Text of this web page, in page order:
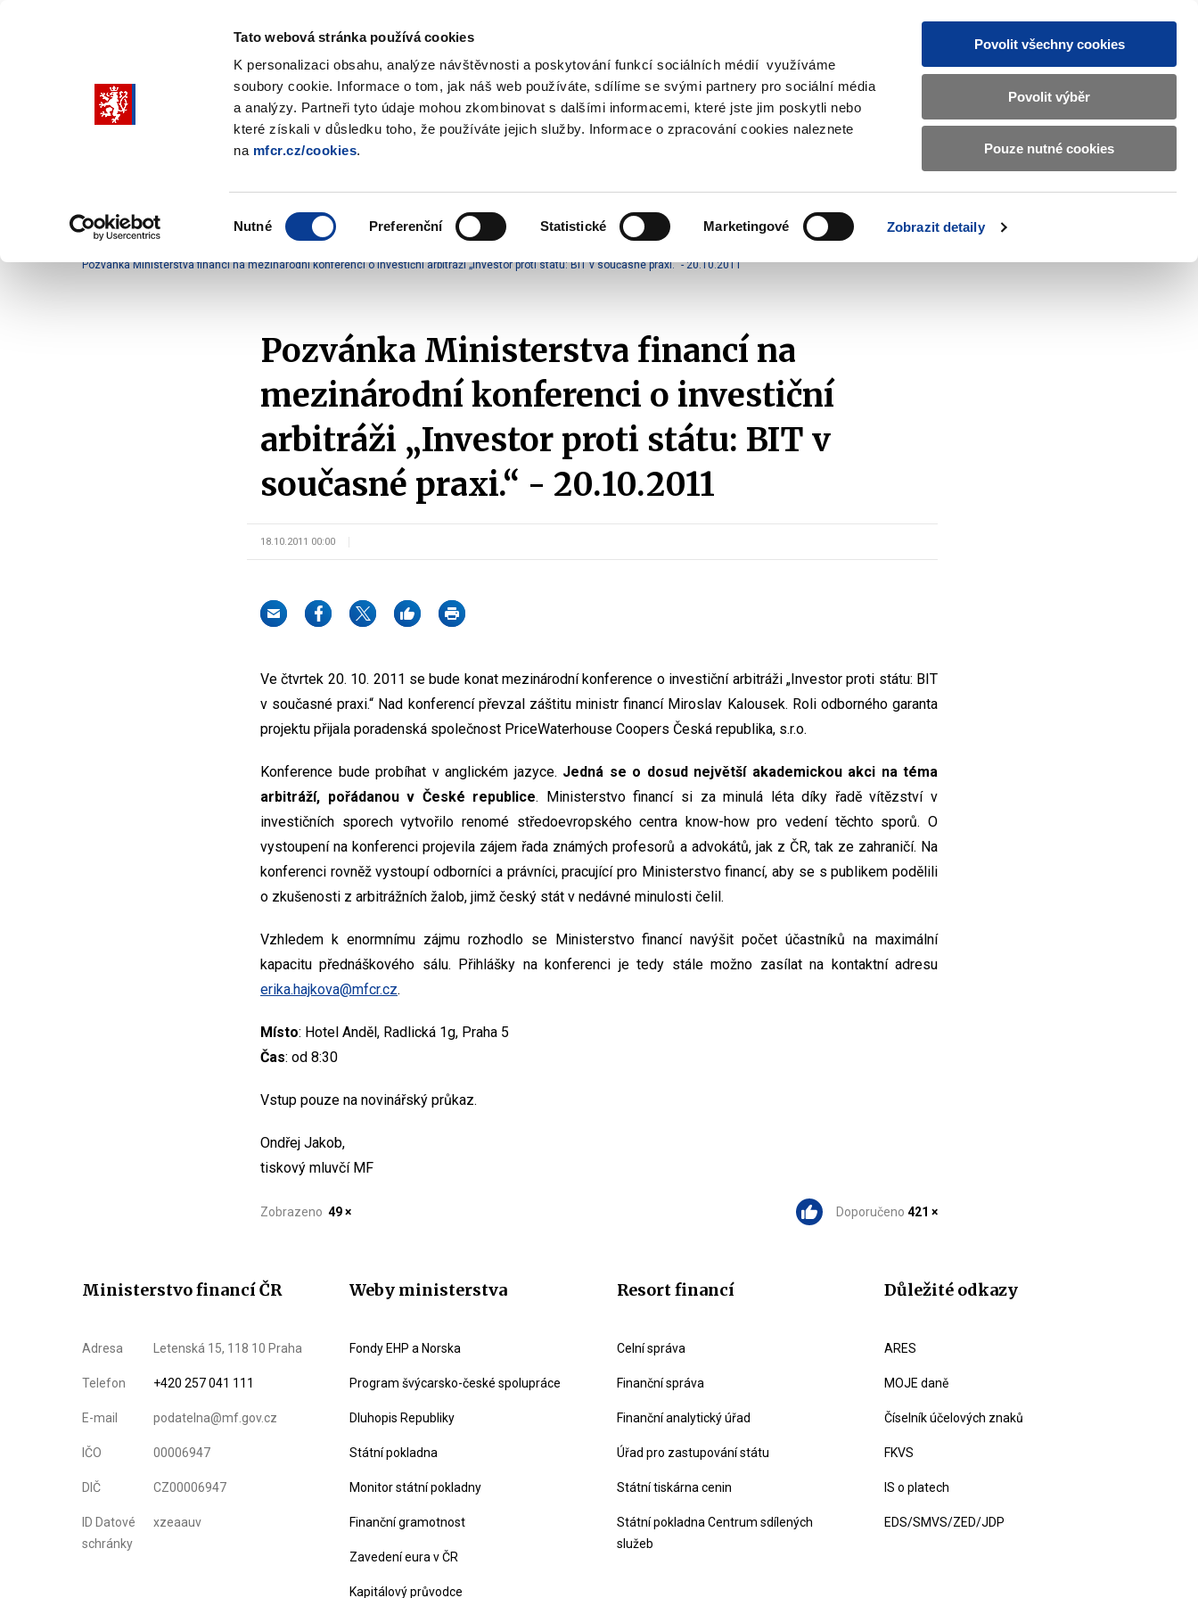
Tato webová stránka používá cookies
K personalizaci obsahu, analýze návštěvnosti a poskytování funkcí sociálních médií využíváme
soubory cookie. Informace o tom, jak náš web používáte, sdílíme se svými partnery pro sociální média
a analýzy. Partneři tyto údaje mohou zkombinovat s dalšími informacemi, které jste jim poskytli nebo
které získali v důsledku toho, že používáte jejich služby. Informace o zpracování cookies naleznete
na mfcr.cz/cookies.
Nutné Preferenční Statistické Marketingové Zobrazit detaily
Povolit všechny cookies
Povolit výběr
Pouze nutné cookies
Vyhledat
CZ EN
Základní
informace
o
Ministerstvu
financí
submenu
submenu
politika
submenu
submenu
účetnictví
submenu
EU
submenu
Ochrana finančních zájmů Arbitráže
2011
Pozvánka Ministerstva financí na mezinárodní konferenci o investiční arbitráži „Investor proti státu: BIT v současné praxi.“ - 20.10.2011
Pozvánka Ministerstva financí na
mezinárodní konferenci o investiční
arbitráži „Investor proti státu: BIT v
současné praxi.“ - 20.10.2011
18.10.2011 00:00
Ve čtvrtek 20. 10. 2011 se bude konat mezinárodní konference o investiční arbitráži „Investor proti státu: BIT
v současné praxi.“ Nad konferencí převzal záštitu ministr financí Miroslav Kalousek. Roli odborného garanta
projektu přijala poradenská společnost PriceWaterhouse Coopers Česká republika, s.r.o.
Konference bude probíhat v anglickém jazyce. Jedná se o dosud největší akademickou akci na téma
arbitráží, pořádanou v České republice. Ministerstvo financí si za minulá léta díky řadě vítězství v
investičních sporech vytvořilo renomé středoevropského centra know-how pro vedení těchto sporů. O
vystoupení na konferenci projevila zájem řada známých profesorů a advokátů, jak z ČR, tak ze zahraničí. Na
konferenci rovněž vystoupí odborníci a právníci, pracující pro Ministerstvo financí, aby se s publikem podělili
o zkušenosti z arbitrážních žalob, jimž český stát v nedávné minulosti čelil.
Vzhledem k enormnímu zájmu rozhodlo se Ministerstvo financí navýšit počet účastníků na maximální
kapacitu přednáškového sálu. Přihlášky na konferenci je tedy stále možno zasílat na kontaktní adresu
erika.hajkova@mfcr.cz.
Místo: Hotel Anděl, Radlická 1g, Praha 5
Čas: od 8:30
Vstup pouze na novinářský průkaz.
Ondřej Jakob,
tiskový mluvčí MF
Zobrazeno 49 × Doporučeno 421 ×
Ministerstvo financí ČR
Adresa Letenská 15, 118 10 Praha
Telefon +420 257 041 111
E-mail podatelna@mf.gov.cz
IČO 00006947
DIČ CZ00006947
ID Datové
schránky
xzeaauv
Weby ministerstva
Fondy EHP a Norska
Program švýcarsko-české spolupráce
Dluhopis Republiky
Státní pokladna
Monitor státní pokladny
Finanční gramotnost
Zavedení eura v ČR
Kapitálový průvodce
Resort financí
Celní správa
Finanční správa
Finanční analytický úřad
Úřad pro zastupování státu
Státní tiskárna cenin
Státní pokladna Centrum sdílených
služeb
Důležité odkazy
ARES
MOJE daně
Číselník účelových znaků
FKVS
IS o platech
EDS/SMVS/ZED/JDP